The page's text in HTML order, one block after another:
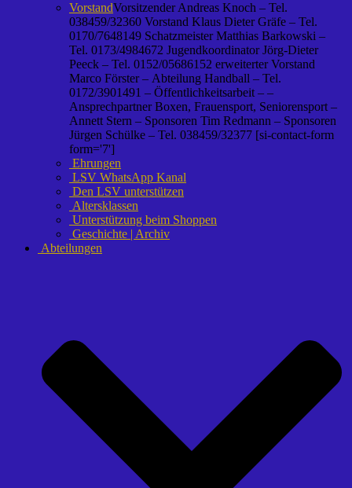
VorstandVorsitzender Andreas Knoch – Tel.
038459/32360 Vorstand Klaus Dieter Gräfe – Tel.
0170/7648149 Schatzmeister Matthias Barkowski –
Tel. 0173/4984672 Jugendkoordinator Jörg-Dieter
Peeck – Tel. 0152/05686152 erweiterter Vorstand
Marco Förster – Abteilung Handball – Tel.
0172/3901491 – Öffentlichkeitsarbeit – –
Ansprechpartner Boxen, Frauensport, Seniorensport –
Annett Stern – Sponsoren Tim Redmann – Sponsoren
Jürgen Schülke – Tel. 038459/32377 [si-contact-form
form='7']
Ehrungen
LSV WhatsApp Kanal
Den LSV unterstützen
Altersklassen
Unterstützung beim Shoppen
Geschichte | Archiv
Abteilungen